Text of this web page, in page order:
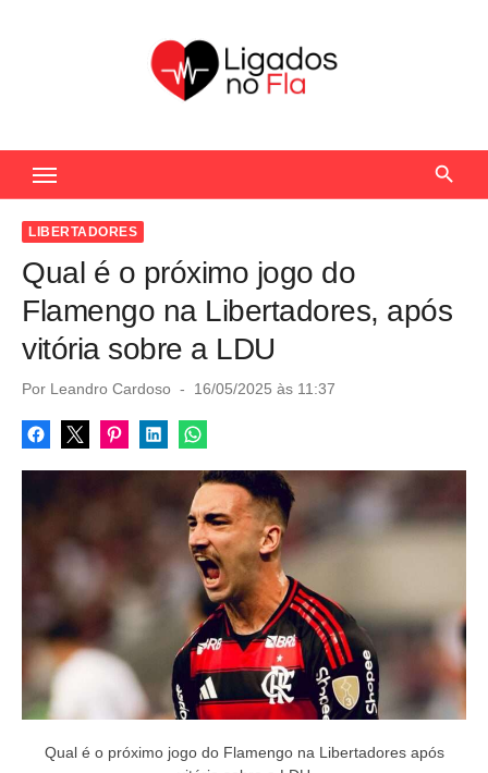
c
LIBERTADORES
Qual é o próximo jogo do
Flamengo na Libertadores, após
vitória sobre a LDU
Por Leandro Cardoso
P
s
t
d
o
n
16/05/2025 às 11:37
Qual é o próximo jogo do Flamengo na Libertadores após